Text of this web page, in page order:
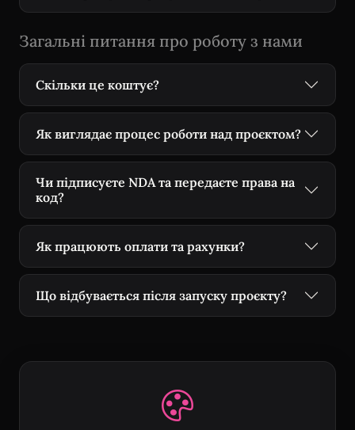
Загальні питання про роботу з нами
Скільки це коштує?
Як виглядає процес роботи над проєктом?
Чи підписуєте NDA та передаєте права на
код?
Як працюють оплати та рахунки?
Що відбувається після запуску проєкту?